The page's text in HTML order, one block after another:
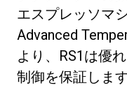
エスプレッソマ
Advanced
より、RS1は優
制御を保証しま